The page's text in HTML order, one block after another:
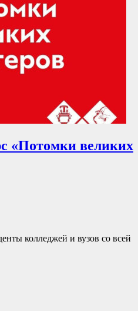
«Потомки великих
колледжей и вузов со всей